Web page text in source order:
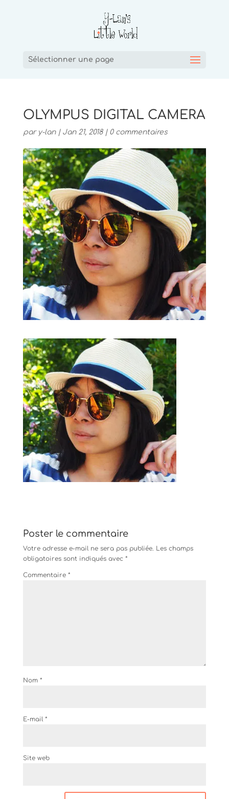
Sélectionner une page
OLYMPUS DIGITAL CAMERA
par y-lan| Jan 21, 2018| 0 commentaires
Poster le commentaire
Votre adresse e-mail ne sera pas publiée. Les champs
obligatoires sont indiqués avec *
Commentaire *
Nom *
E-mail *
Site web